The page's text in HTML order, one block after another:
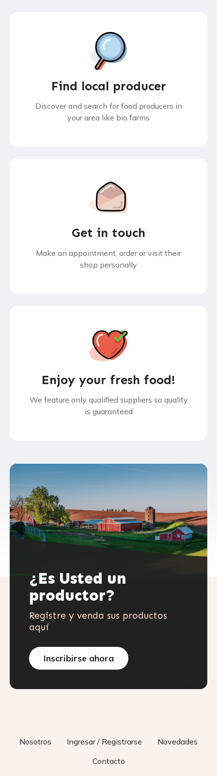
Find local producer​
Discover and search for food producers in
your area like bio farms​
Get in touch
Make an appointment, order or visit their
shop personally
Enjoy your fresh food!
We feature only qualified suppliers so quality
is guaranteed
¿Es Usted un
productor?
Registre y venda sus productos
aquí
Inscribirse ahora
Nosotros Ingresar / Registrarse
Novedades
Contacto